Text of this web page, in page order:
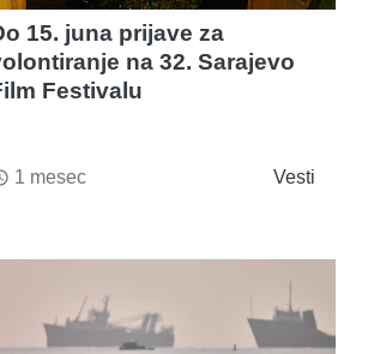
15. juna prijave za
na 32. Sarajevo
Festivalu
1 mesec Vesti